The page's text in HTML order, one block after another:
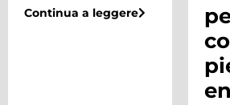
Continua a leggere